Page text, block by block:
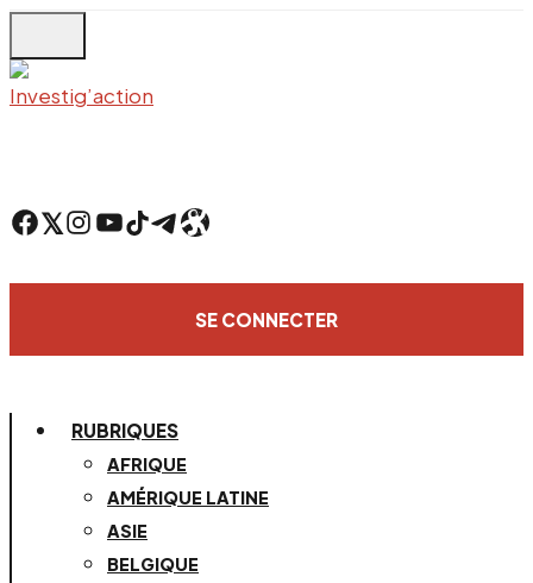
to
main
Facebook Twitter Instagram YouTube TikTok TelegramLien
SE CONNECTER
RUBRIQUES
AFRIQUE
AMÉRIQUE LATINE
ASIE
BELGIQUE